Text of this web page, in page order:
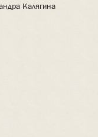
Калягина